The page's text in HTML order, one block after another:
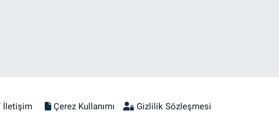
İletişim Çerez Kullanımı Gizlilik Sözleşmesi